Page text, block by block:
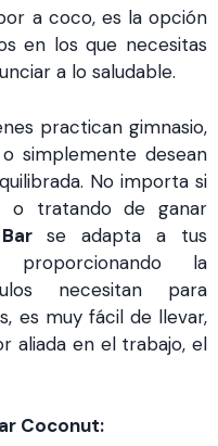
a coco, es la opción
en los que necesitas
a lo saludable.
practican gimnasio,
simplemente desean
No importa si
o tratando de ganar
se adapta a tus
proporcionando la
necesitan para
es muy fácil de llevar,
aliada en el trabajo, el
Coconut: